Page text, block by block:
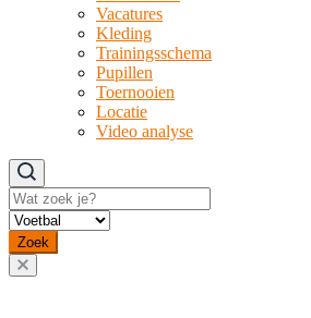
Vacatures
Kleding
Trainingsschema
Pupillen
Toernooien
Locatie
Video analyse
Zoeken
Zoek